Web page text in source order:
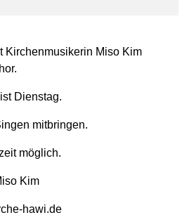
Kirchenmusikerin Miso Kim
Dienstag.
mitbringen.
möglich.
Kim
hawi.de